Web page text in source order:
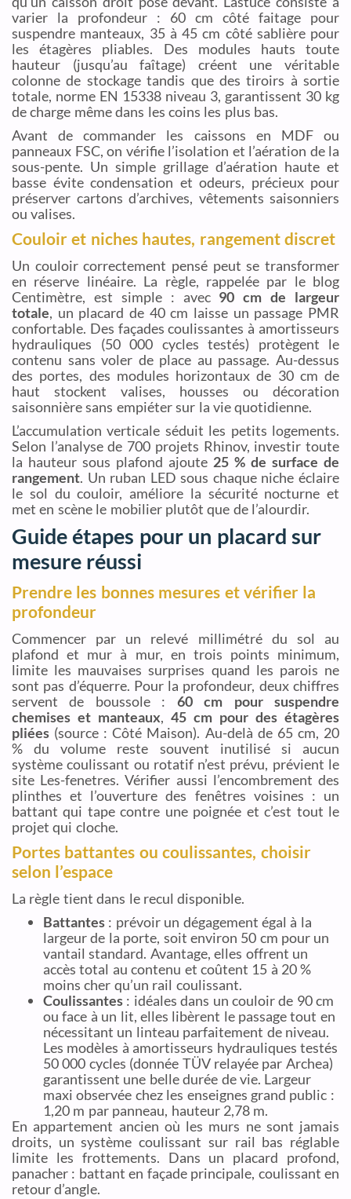
varier la profondeur : 60 cm côté faitage pour
suspendre manteaux, 35 à 45 cm côté sablière pour
les étagères pliables. Des modules hauts toute
hauteur (jusqu’au faîtage) créent une véritable
colonne de stockage tandis que des tiroirs à sortie
totale, norme EN 15338 niveau 3, garantissent 30 kg
de charge même dans les coins les plus bas.
Avant de commander les caissons en MDF ou
panneaux FSC, on vérifie l’isolation et l’aération de la
sous-pente. Un simple grillage d’aération haute et
basse évite condensation et odeurs, précieux pour
préserver cartons d’archives, vêtements saisonniers
ou valises.
Couloir et niches hautes, rangement discret
Un couloir correctement pensé peut se transformer
en réserve linéaire. La règle, rappelée par le blog
Centimètre, est simple : avec 90 cm de largeur
totale, un placard de 40 cm laisse un passage PMR
confortable. Des façades coulissantes à amortisseurs
hydrauliques (50 000 cycles testés) protègent le
contenu sans voler de place au passage. Au-dessus
des portes, des modules horizontaux de 30 cm de
haut stockent valises, housses ou décoration
saisonnière sans empiéter sur la vie quotidienne.
L’accumulation verticale séduit les petits logements.
Selon l’analyse de 700 projets Rhinov, investir toute
la hauteur sous plafond ajoute 25 % de surface de
rangement. Un ruban LED sous chaque niche éclaire
le sol du couloir, améliore la sécurité nocturne et
met en scène le mobilier plutôt que de l’alourdir.
Guide étapes pour un placard sur
mesure réussi
Prendre les bonnes mesures et vérifier la
profondeur
Commencer par un relevé millimétré du sol au
plafond et mur à mur, en trois points minimum,
limite les mauvaises surprises quand les parois ne
sont pas d’équerre. Pour la profondeur, deux chiffres
servent de boussole : 60 cm pour suspendre
chemises et manteaux, 45 cm pour des étagères
pliées (source : Côté Maison). Au-delà de 65 cm, 20
% du volume reste souvent inutilisé si aucun
système coulissant ou rotatif n’est prévu, prévient le
site Les-fenetres. Vérifier aussi l’encombrement des
plinthes et l’ouverture des fenêtres voisines : un
battant qui tape contre une poignée et c’est tout le
projet qui cloche.
Portes battantes ou coulissantes, choisir
selon l’espace
La règle tient dans le recul disponible.
Battantes : prévoir un dégagement égal à la
largeur de la porte, soit environ 50 cm pour un
vantail standard. Avantage, elles offrent un
accès total au contenu et coûtent 15 à 20 %
moins cher qu’un rail coulissant.
Coulissantes : idéales dans un couloir de 90 cm
ou face à un lit, elles libèrent le passage tout en
nécessitant un linteau parfaitement de niveau.
Les modèles à amortisseurs hydrauliques testés
50 000 cycles (donnée TÜV relayée par Archea)
garantissent une belle durée de vie. Largeur
maxi observée chez les enseignes grand public :
1,20 m par panneau, hauteur 2,78 m.
En appartement ancien où les murs ne sont jamais
droits, un système coulissant sur rail bas réglable
limite les frottements. Dans un placard profond,
panacher : battant en façade principale, coulissant en
retour d’angle.